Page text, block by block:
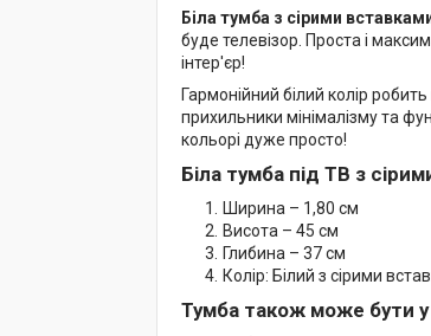
Біла тумба з сірими
буде телевізор. Проста і
інтер'єр!
Гармонійний білий колір
прихильники мінімалізму та
кольорі дуже просто!
Біла тумба під ТВ з
Ширина – 1,80 см
Висота – 45 см
Глибина – 37 см
Колір: Білий з сірими
Тумба також може бути у